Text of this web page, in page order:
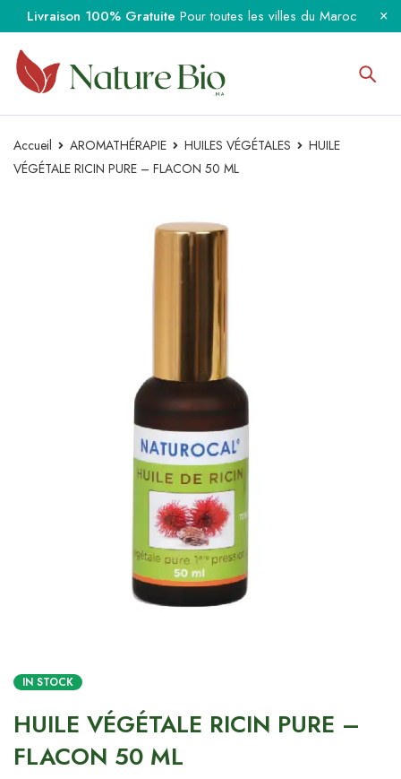
Livraison 100% Gratuite Pour toutes les villes du Maroc
Accueil AROMATHÉRAPIE HUILES VÉGÉTALES
HUILE
VÉGÉTALE RICIN PURE – FLACON 50 ML
IN STOCK
HUILE VÉGÉTALE RICIN PURE –
FLACON 50 ML